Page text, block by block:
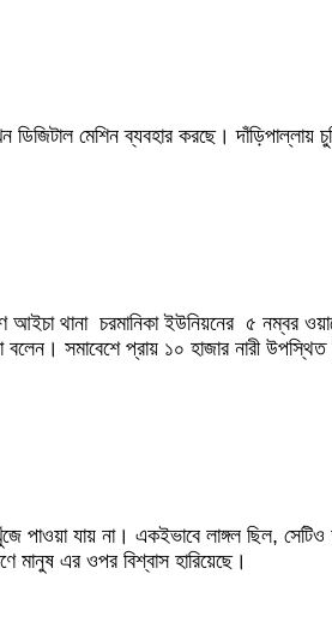
মেশিন ব্যবহার করছে। দাঁড়িপাল্লায়
থানা চরমানিকা ইউনিয়নের ৫ নম্বর
সমাবেশে প্রায় ১০ হাজার নারী উপস্থিত
যায় না। একইভাবে লাঙ্গল ছিল, সেটিও
মানুষ এর ওপর বিশ্বাস হারিয়েছে।